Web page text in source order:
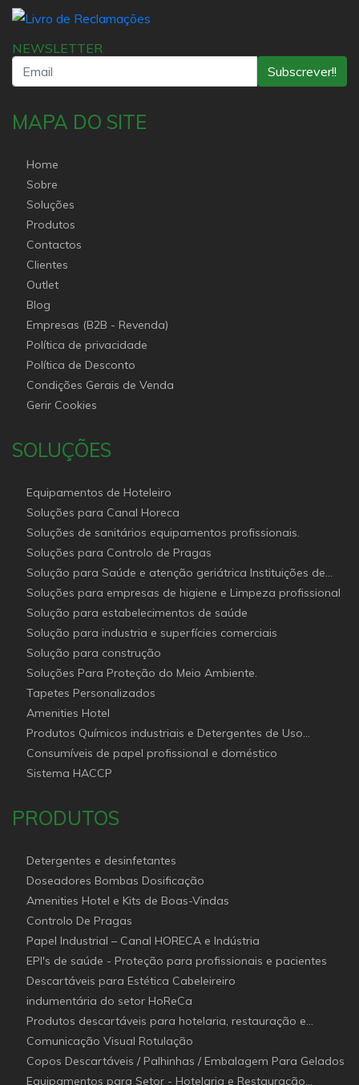
NEWSLETTER
Subscrever!!
MAPA DO SITE
Home
Sobre
Soluções
Produtos
Contactos
Clientes
Outlet
Blog
Empresas (B2B - Revenda)
Política de privacidade
Política de Desconto
Condições Gerais de Venda
Gerir Cookies
SOLUÇÕES
Equipamentos de Hoteleiro
Soluções para Canal Horeca
Soluções de sanitários equipamentos profissionais.
Soluções para Controlo de Pragas
Solução para Saúde e atenção geriátrica Instituições de
Apoio Social
Soluções para empresas de higiene e Limpeza profissional
Solução para estabelecimentos de saúde
Solução para industria e superfícies comerciais
Solução para construção
Soluções Para Proteção do Meio Ambiente.
Tapetes Personalizados
Amenities Hotel
Produtos Químicos industriais e Detergentes de Uso
Profissional e doméstico
Consumíveis de papel profissional e doméstico
Sistema HACCP
PRODUTOS
Detergentes e desinfetantes
Doseadores Bombas Dosificação
Amenities Hotel e Kits de Boas-Vindas
Controlo De Pragas
Papel Industrial – Canal HORECA e Indústria
EPI's de saúde - Proteção para profissionais e pacientes
Descartáveis para Estética Cabeleireiro
indumentária do setor HoReCa
Produtos descartáveis para hotelaria, restauração e
catering (Canal Horeca)
Comunicação Visual Rotulação
Copos Descartáveis / Palhinhas / Embalagem Para Gelados
Equipamentos para Setor - Hotelaria e Restauração